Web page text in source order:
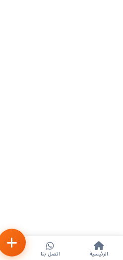
الرئيسية اتصل بنا